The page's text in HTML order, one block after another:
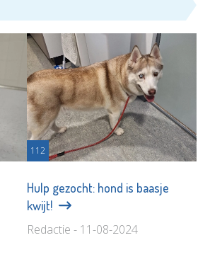
112
Hulp gezocht: hond is baasje
kwijt!
Redactie - 11-08-2024